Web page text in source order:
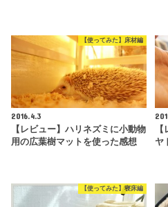
【使ってみた】床材編
2016.4.3
【レビュー】ハリネズミに小動物
用の広葉樹マットを使った感想
ヤ
【使ってみた】寝床編